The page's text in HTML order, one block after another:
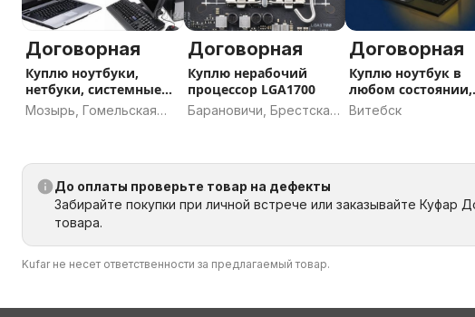
Договорная
Куплю ноутбуки,
нетбуки, системные
блоки до 100р
Мозырь, Гомельская
Договорная
Куплю нерабочий
процессор LGA1700
Барановичи, Брестская
Договорная
Куплю ноутбук в
любом состоянии,
можно
Витебск
До оплаты проверьте товар на дефекты
Забирайте покупки при личной встрече или заказывайте Куфар
товара.
Kufar не несет ответственности за предлагаемый товар.